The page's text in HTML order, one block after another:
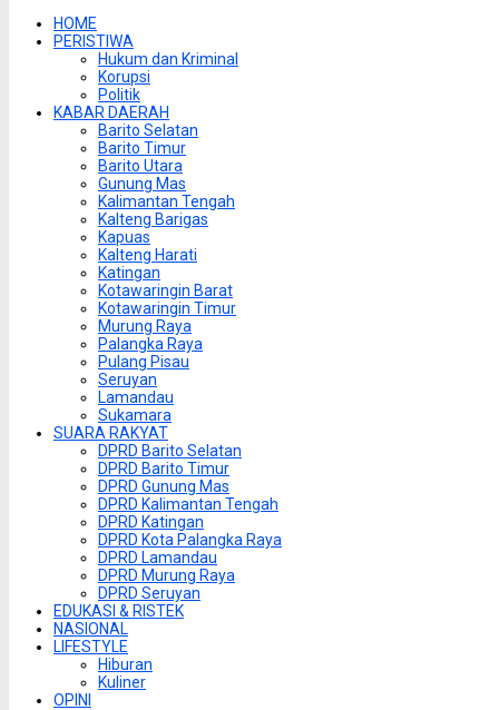
HOME
PERISTIWA
Hukum dan Kriminal
Korupsi
Politik
KABAR DAERAH
Barito Selatan
Barito Timur
Barito Utara
Gunung Mas
Kalimantan Tengah
Kalteng Barigas
Kapuas
Kalteng Harati
Katingan
Kotawaringin Barat
Kotawaringin Timur
Murung Raya
Palangka Raya
Pulang Pisau
Seruyan
Lamandau
Sukamara
SUARA RAKYAT
DPRD Barito Selatan
DPRD Barito Timur
DPRD Gunung Mas
DPRD Kalimantan Tengah
DPRD Katingan
DPRD Kota Palangka Raya
DPRD Lamandau
DPRD Murung Raya
DPRD Seruyan
EDUKASI & RISTEK
NASIONAL
LIFESTYLE
Hiburan
Kuliner
OPINI